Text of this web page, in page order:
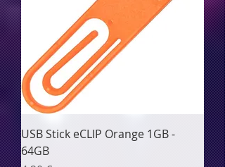
USB Stick eCLIP Orange 1GB -
64GB